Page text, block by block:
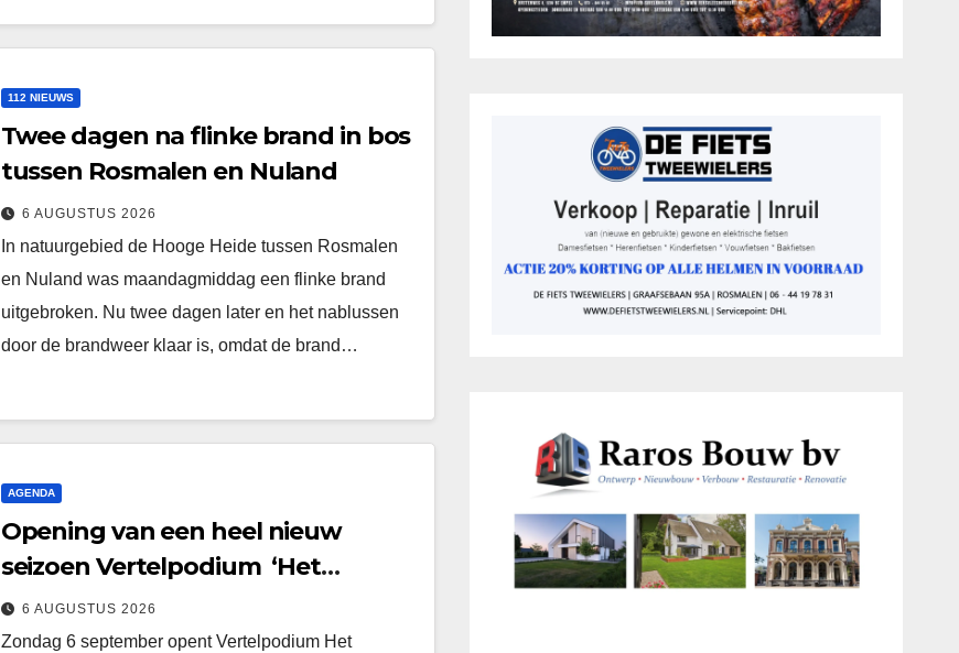
112 NIEUWS
Twee dagen na flinke brand in bos
tussen Rosmalen en Nuland
6 AUGUSTUS 2026
In natuurgebied de Hooge Heide tussen Rosmalen
en Nuland was maandagmiddag een flinke brand
uitgebroken. Nu twee dagen later en het nablussen
door de brandweer klaar is, omdat de brand…
AGENDA
Opening van een heel nieuw
seizoen Vertelpodium ‘Het
Lopende Vuur’. Landelijke
verhalen in Bomentuin D’n
6 AUGUSTUS 2026
Zondag 6 september opent Vertelpodium Het